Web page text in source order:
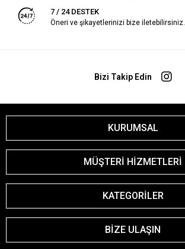
7 / 24 DESTEK
Öneri ve şikayetlerinizi bize iletebilirsiniz.
Bizi Takip Edin
KURUMSAL
MÜŞTERİ HİZMETLERİ
KATEGORİLER
BİZE ULAŞIN